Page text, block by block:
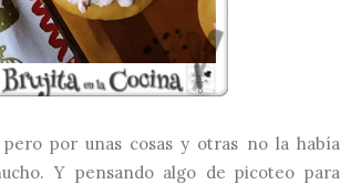
por unas cosas y otras no la había
Y pensando algo de picoteo para